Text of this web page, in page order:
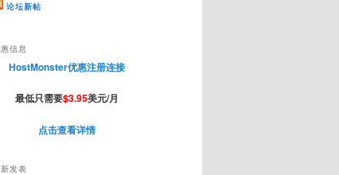
论坛新帖
信息
HostMonster优惠注册连接
最低只需要$3.95美元/月
点击查看详情
发表